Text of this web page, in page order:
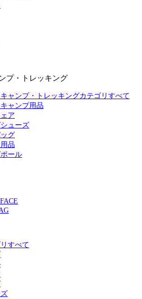
プ・トレッキング
ャンプ・トレッキングカテゴリすべて
ャンプ用品
ア
シューズ
グ
品
ポール
すべて